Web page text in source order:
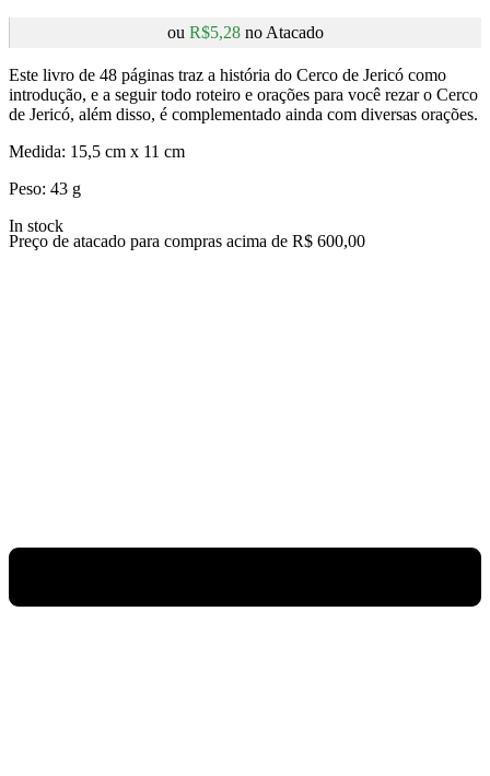
ou R$5,28 no Atacado
Este livro de 48 páginas traz a história do Cerco de Jericó como
introdução, e a seguir todo roteiro e orações para você rezar o Cerco
de Jericó, além disso, é complementado ainda com diversas orações.
Medida: 15,5 cm x 11 cm
Peso: 43 g
In stock
Preço de atacado para compras acima de R$ 600,00